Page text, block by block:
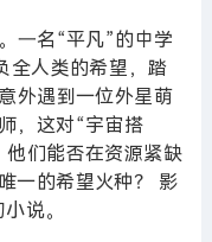
⼀名“平凡”的中学
全人类的希望，踏
外遇到一位外星萌
，这对“宇宙搭
他们能否在资源紧缺
一的希望火种？ 影
说。